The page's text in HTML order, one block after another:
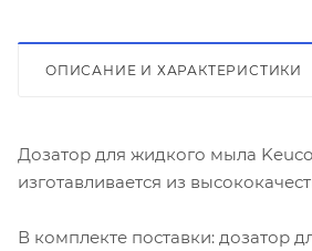
ОПИСАНИЕ И ХАРАКТЕРИСТИКИ
Дозатор для жидкого мыла Keuco
изготавливается из
В комплекте поставки: дозатор